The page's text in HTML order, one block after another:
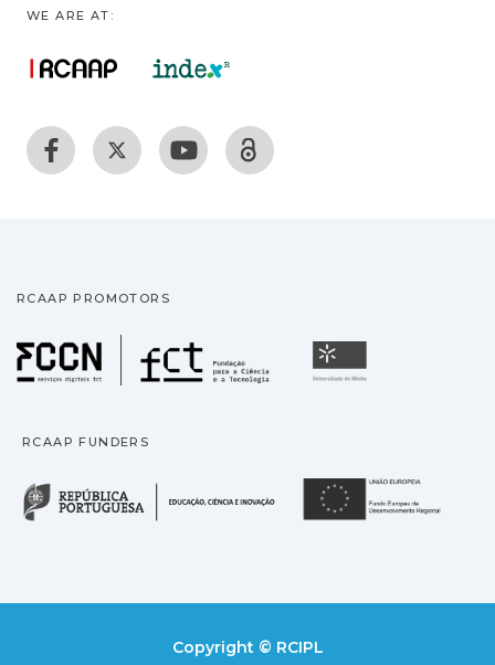
WE ARE AT:
RCAAP PROMOTORS
Fundação para a
RCAAP FUNDERS
República Portuguesa
Copyright © RCIPL